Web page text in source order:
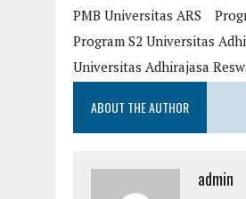
PMB Universitas ARS
Program S2 Universitas
Universitas Adhirajasa
ABOUT THE AUTHOR
admin